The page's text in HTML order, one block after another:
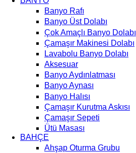
Banyo Rafı
Banyo Üst Dolabı
Çok Amaçlı Banyo Dolabı
Çamaşır Makinesi Dolabı
Lavabolu Banyo Dolabı
Aksesuar
Banyo Aydınlatması
Banyo Aynası
Banyo Halısı
Çamaşır Kurutma Askısı
Çamaşır Sepeti
Ütü Masası
BAHÇE
Ahşap Oturma Grubu